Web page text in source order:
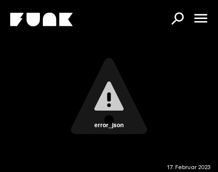
error_json
17. Februar 2023